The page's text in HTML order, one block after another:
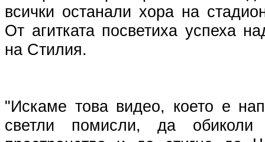
всички останали хора на
От агитката посветиха успеха
на Стилия.
"Искаме това видео, което е
светли помисли, да обиколи